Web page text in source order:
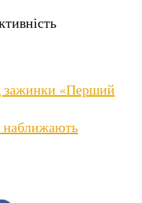
зажинки «Перший
наближають